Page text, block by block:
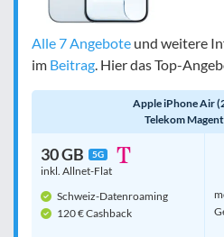
Alle 7 Angebote und weitere
im Beitrag . Hier das Top-
Apple iPhone Air
Telekom
30 GB 5G
inkl. Allnet-Flat
Schweiz-Datenroaming
120 € Cashback